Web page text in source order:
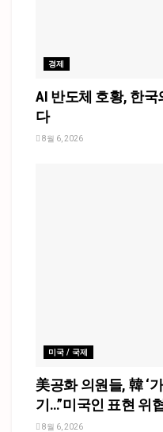
경제
AI 반도체 호황, 한국
다
8월 6, 2026
미국 / 국제
美공화 의원들, 韓 ‘
기…”미국인 표현 위
8월 6, 2026